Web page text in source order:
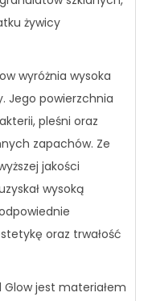
żywicy
wyróżnia wysoka
Jego powierzchnia
pleśni oraz
zapachów. Ze
jakości
wysoką
oraz trwałość
jest materiałem